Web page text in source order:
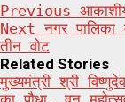
Post
navigation
Previous
Next नगर
तीन वोट
Related Stories
मुख्यमंत्री श्री